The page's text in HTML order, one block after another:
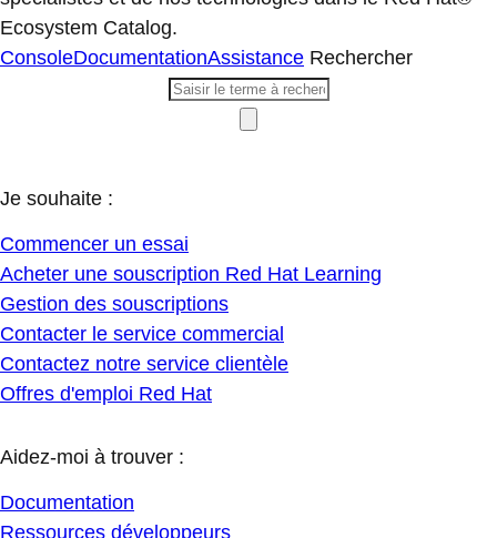
Ecosystem Catalog.
ConsoleDocumentationAssistance Rechercher
Je souhaite :
Commencer un essai
Acheter une souscription Red Hat Learning
Gestion des souscriptions
Contacter le service commercial
Contactez notre service clientèle
Offres d'emploi Red Hat
Aidez-moi à trouver :
Documentation
Ressources développeurs